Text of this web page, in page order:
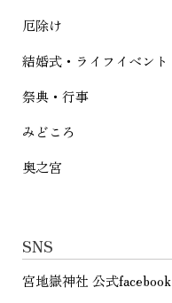
厄除け
結婚式・ライフイベント
祭典・行事
みどころ
奥之宮
SNS
宮地嶽神社 公式facebook